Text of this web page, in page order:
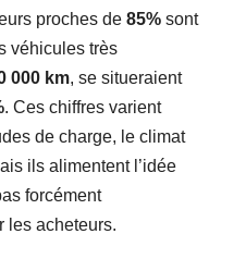
proches de 85% sont
véhicules très
000 km, se situeraient
. Ces chiffres varient
de charge, le climat
ils alimentent l’idée
forcément
les acheteurs.